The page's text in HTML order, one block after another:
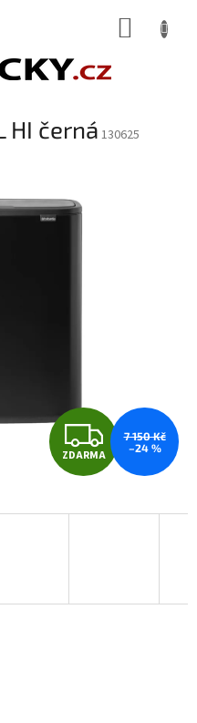
HI černá 130625
Z
D
A
ZDARMA
7 150 Kč
–24 %